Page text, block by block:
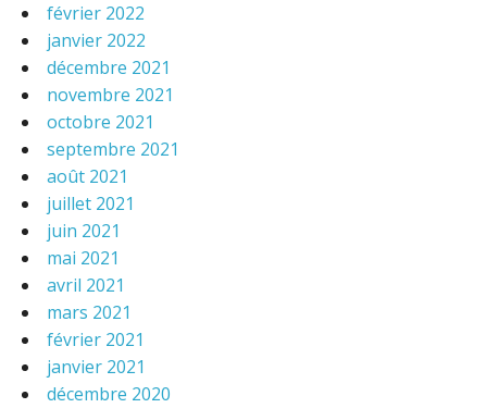
février 2022
janvier 2022
décembre 2021
novembre 2021
octobre 2021
septembre 2021
août 2021
juillet 2021
juin 2021
mai 2021
avril 2021
mars 2021
février 2021
janvier 2021
décembre 2020